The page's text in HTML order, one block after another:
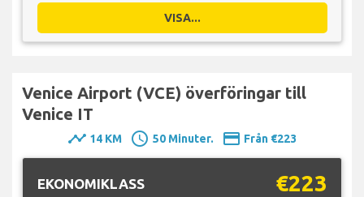
VISA...
Venice Airport (VCE) överföringar till
Venice IT
timeline 14 KM schedule 50 Minuter. payment Från €223
EKONOMIKLASS €223